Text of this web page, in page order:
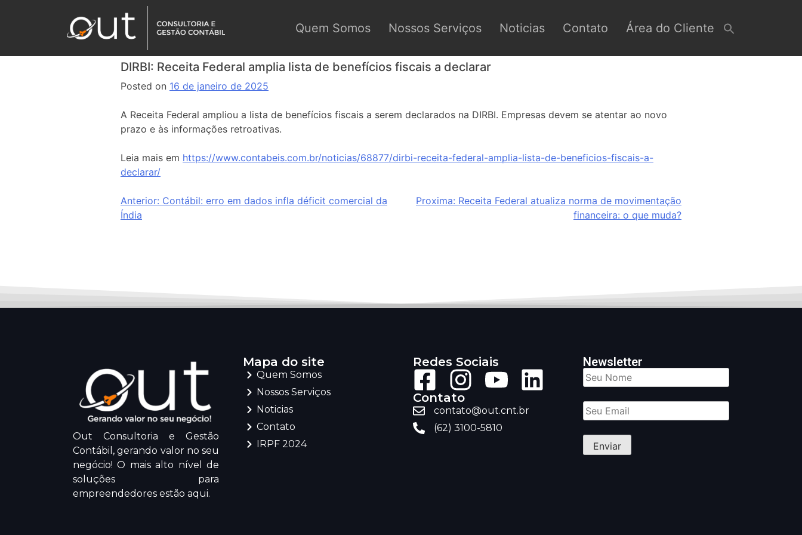
Quem Somos Nossos Serviços Noticias Contato Área do Cliente
DIRBI: Receita Federal amplia lista de benefícios fiscais a declarar
Posted on 16 de janeiro de 2025
A Receita Federal ampliou a lista de benefícios fiscais a serem declarados na DIRBI. Empresas devem se atentar ao novo
prazo e às informações retroativas.
Leia mais em https://www.contabeis.com.br/noticias/68877/dirbi-receita-federal-amplia-lista-de-beneficios-fiscais-a-
declarar/
Anterior: Contábil: erro em dados infla déficit comercial da
Índia
Proxima: Receita Federal atualiza norma de movimentação
financeira: o que muda?
Out Consultoria e Gestão
Contábil, gerando valor no seu
negócio! O mais alto nível de
soluções para
empreendedores estão aqui.
Mapa do site
Quem Somos
Nossos Serviços
Noticias
Contato
IRPF 2024
Redes Sociais
Contato
contato@out.cnt.br
(62) 3100-5810
Newsletter